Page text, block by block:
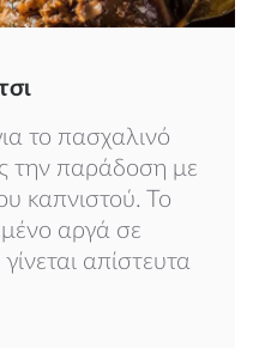
το πασχαλινό
την παράδοση με
καπνιστού. Το
αργά σε
απίστευτα